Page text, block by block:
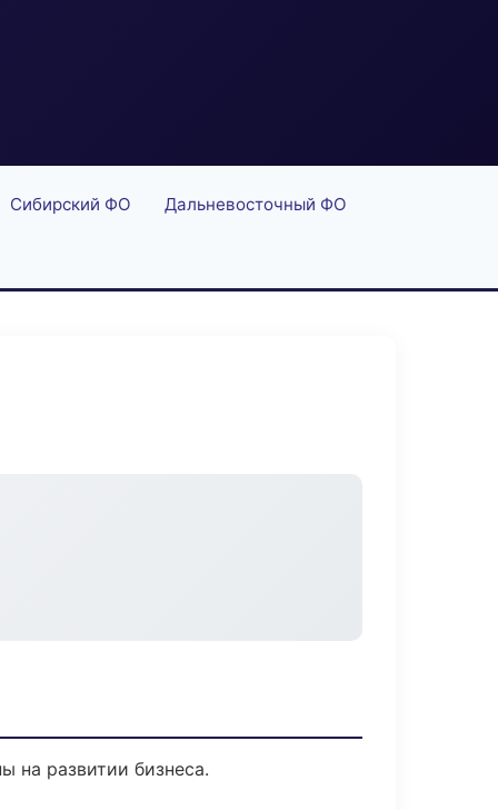
Сибирский ФО Дальневосточный ФО
на развитии бизнеса.